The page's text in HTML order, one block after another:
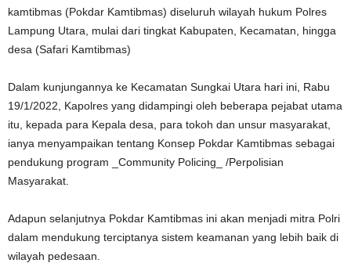
kamtibmas (Pokdar Kamtibmas) diseluruh wilayah hukum Polres
Lampung Utara, mulai dari tingkat Kabupaten, Kecamatan, hingga
desa (Safari Kamtibmas)
Dalam kunjungannya ke Kecamatan Sungkai Utara hari ini, Rabu
19/1/2022, Kapolres yang didampingi oleh beberapa pejabat utama
itu, kepada para Kepala desa, para tokoh dan unsur masyarakat,
ianya menyampaikan tentang Konsep Pokdar Kamtibmas sebagai
pendukung program _Community Policing_ /Perpolisian
Masyarakat.
Adapun selanjutnya Pokdar Kamtibmas ini akan menjadi mitra Polri
dalam mendukung terciptanya sistem keamanan yang lebih baik di
wilayah pedesaan.